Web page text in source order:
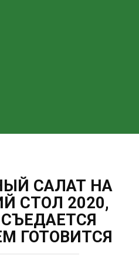
САЛАТ НА
СТОЛ 2020,
ГОТОВИТСЯ